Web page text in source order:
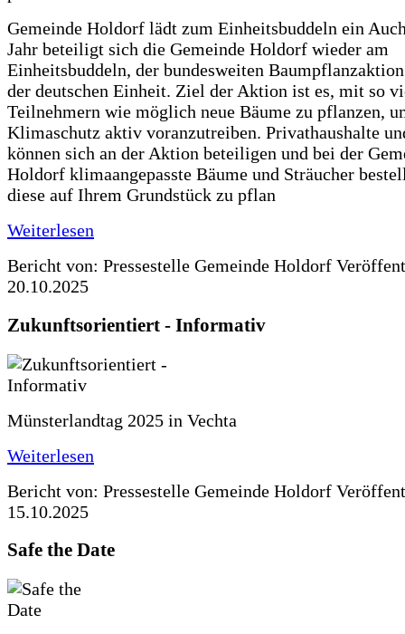
Gemeinde Holdorf lädt zum Einheitsbuddeln ein
Jahr beteiligt sich die Gemeinde Holdorf wieder am
Einheitsbuddeln, der bundesweiten
der deutschen Einheit. Ziel der Aktion ist es, mit so
Teilnehmern wie möglich neue Bäume zu pflanzen,
Klimaschutz aktiv voranzutreiben. Privathaushalte
können sich an der Aktion beteiligen und bei der
Holdorf klimaangepasste Bäume und Sträucher
diese auf Ihrem Grundstück zu pflan
Weiterlesen
Bericht von: Pressestelle Gemeinde Holdorf
20.10.2025
Zukunftsorientiert - Informativ
Münsterlandtag 2025 in Vechta
Weiterlesen
Bericht von: Pressestelle Gemeinde Holdorf
15.10.2025
Safe the Date